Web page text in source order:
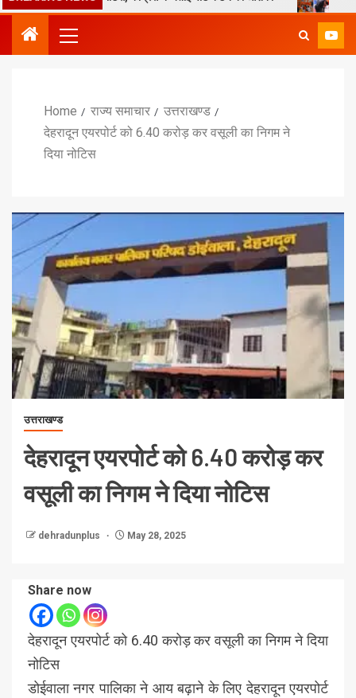
Home राज्य समाचार
उत्तराखण्ड
देहरादून एयरपोर्ट को 6.40 करोड़ कर वसूली का निगम ने
दिया नोटिस
उत्तराखण्ड
देहरादून एयरपोर्ट को 6.40 करोड़ कर
वसूली का निगम ने दिया नोटिस
dehradunplus May 28, 2025
Share now
देहरादून एयरपोर्ट को 6.40 करोड़ कर वसूली का निगम ने दिया
नोटिस
डोईवाला नगर पालिका ने आय बढ़ाने के लिए देहरादून एयरपोर्ट